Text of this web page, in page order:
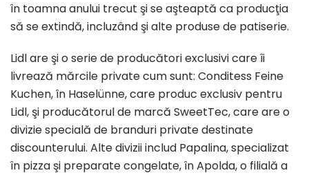
în toamna anului trecut şi se aşteaptă ca producţia
să se extindă, incluzând şi alte produse de patiserie.
Lidl are şi o serie de producători exclusivi care îi
livrează mărcile private cum sunt: Conditess Feine
Kuchen, în Haselünne, care produc exclusiv pentru
Lidl, şi producătorul de marcă SweetTec, care are o
divizie specială de branduri private destinate
discounterului. Alte divizii includ Papalina, specializat
în pizza şi preparate congelate, în Apolda, o filială a